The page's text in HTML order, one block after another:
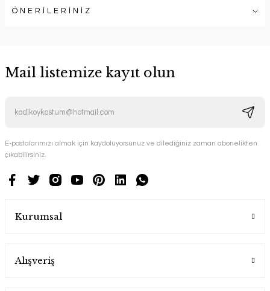
ÖNERİLERİNİZ
Mail listemize kayıt olun
E-postalarımızı almak için kaydoluyorsunuz ve dilediğiniz zaman abonelikten
çıkabilirsiniz.
Kurumsal
Alışveriş